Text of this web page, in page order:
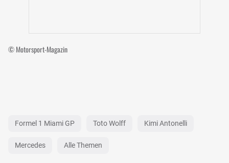
© Motorsport-Magazin
Formel 1 Miami GP Toto Wolff Kimi Antonelli
Mercedes Alle Themen